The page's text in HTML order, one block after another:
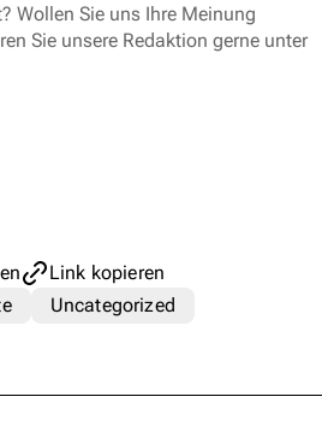
Wollen Sie uns Ihre Meinung
Sie unsere Redaktion gerne unter
Link kopieren
Uncategorized